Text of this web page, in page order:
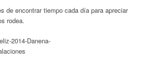
de encontrar tiempo cada día para apreciar
rodea.